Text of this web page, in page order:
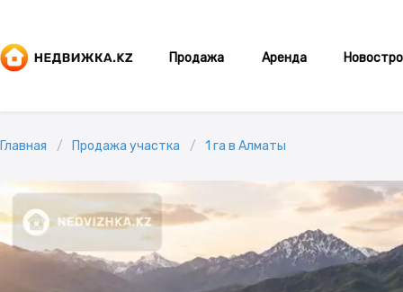
Продажа Аренда
Главная Продажа участка 1 га в Алматы